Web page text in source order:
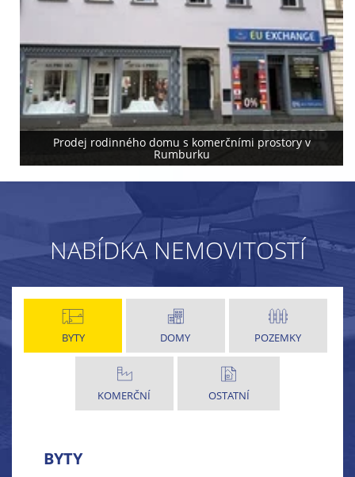
Prodej rodinného domu s komerčními prostory v
Rumburku
NABÍDKA NEMOVITOSTÍ
BYTY DOMY POZEMKY
KOMERČNÍ OSTATNÍ
BYTY